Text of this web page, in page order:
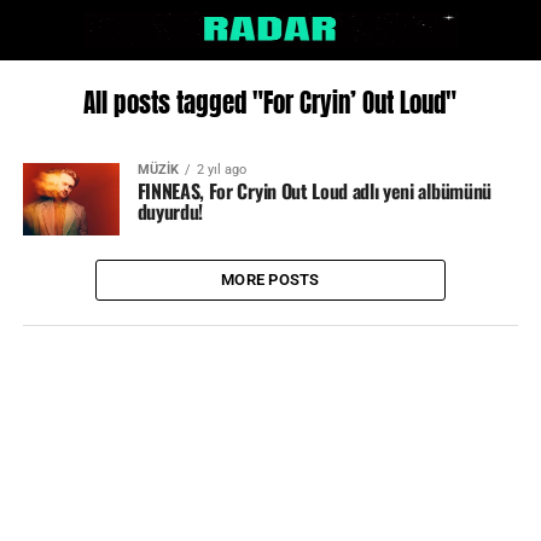
All posts tagged "For Cryin’ Out Loud"
MÜZİK 2 yıl ago
FINNEAS, For Cryin Out Loud adlı yeni albümünü
duyurdu!
MORE POSTS